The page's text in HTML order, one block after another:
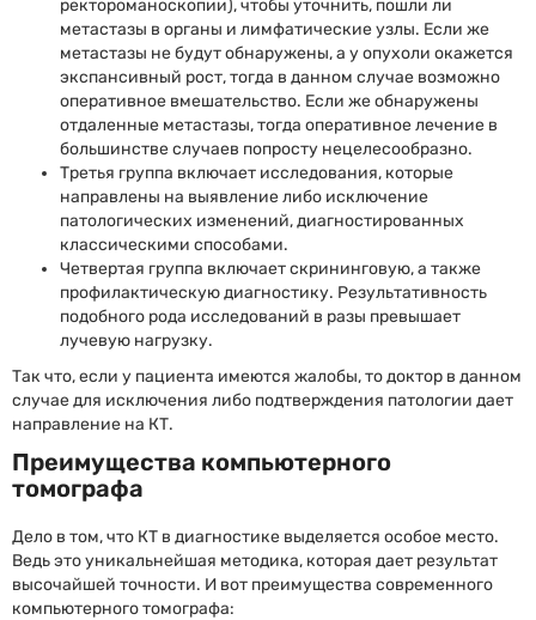
ректороманоскопии), чтобы уточнить, пошли ли
метастазы в органы и лимфатические узлы. Если же
метастазы не будут обнаружены, а у опухоли окажется
экспансивный рост, тогда в данном случае возможно
оперативное вмешательство. Если же обнаружены
отдаленные метастазы, тогда оперативное лечение в
большинстве случаев попросту нецелесообразно.
Третья группа включает исследования, которые
направлены на выявление либо исключение
патологических изменений, диагностированных
классическими способами.
Четвертая группа включает скрининговую, а также
профилактическую диагностику. Результативность
подобного рода исследований в разы превышает
лучевую нагрузку.
Так что, если у пациента имеются жалобы, то доктор в данном
случае для исключения либо подтверждения патологии дает
направление на КТ.
Преимущества компьютерного
томографа
Дело в том, что КТ в диагностике выделяется особое место.
Ведь это уникальнейшая методика, которая дает результат
высочайшей точности. И вот преимущества современного
компьютерного томографа: